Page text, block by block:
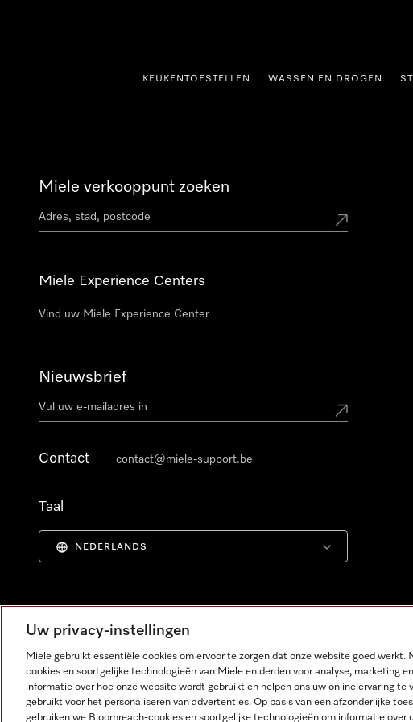
KEUKENTOESTELLEN WASSEN EN DROGEN
Miele verkooppunt zoeken
Miele Experience Centers
Vind uw Miele Experience Center
Nieuwsbrief
Contact contact@miele-support.be
Taal
NEDERLANDS
Uw privacy-instellingen
Miele gebruikt essentiële cookies om ervoor te zorgen dat onze website goed
cookies en soortgelijke technologieën van Miele en derden voor analyse, marketing
informatie over hoe onze website wordt gebruikt en helpen ons uw online ervaring te
gebruikt voor het personaliseren van advertenties. Op basis van een afzonderlijke
gebruiken we Bloomreach-cookies en soortgelijke technologieën om informatie over